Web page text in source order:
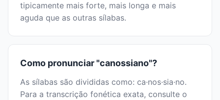
tipicamente mais forte, mais longa e mais
aguda que as outras sílabas.
Como pronunciar "canossiano"?
As sílabas são divididas como: ca·nos·sia·no.
Para a transcrição fonética exata, consulte o